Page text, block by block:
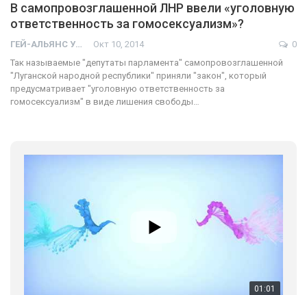
В самопровозглашенной ЛНР ввели «уголовную
ответственность за гомосексуализм»?
ГЕЙ-АЛЬЯНС УКРАИНА Окт 10, 2014
0
Так называемые "депутаты парламента" самопровозглашенной
"Луганской народной республики" приняли "закон", который
предусматривает "уголовную ответственность за
гомосексуализм" в виде лишения свободы…
01:01